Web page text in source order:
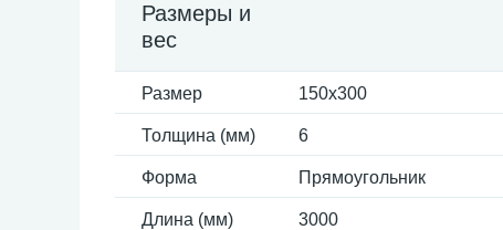
Размеры и
вес
Размер 150x300
Толщина (мм) 6
Форма Прямоугольник
Длина (мм) 3000